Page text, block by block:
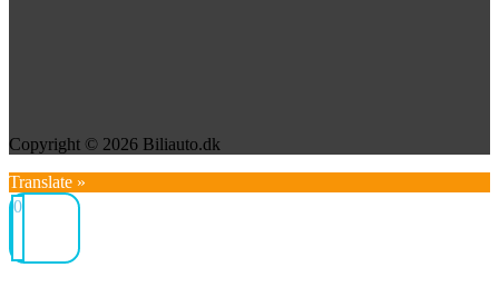
Copyright © 2026 Biliauto.dk
Translate »
0